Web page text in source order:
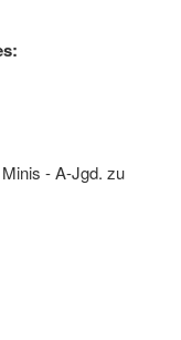
- A-Jgd. zu